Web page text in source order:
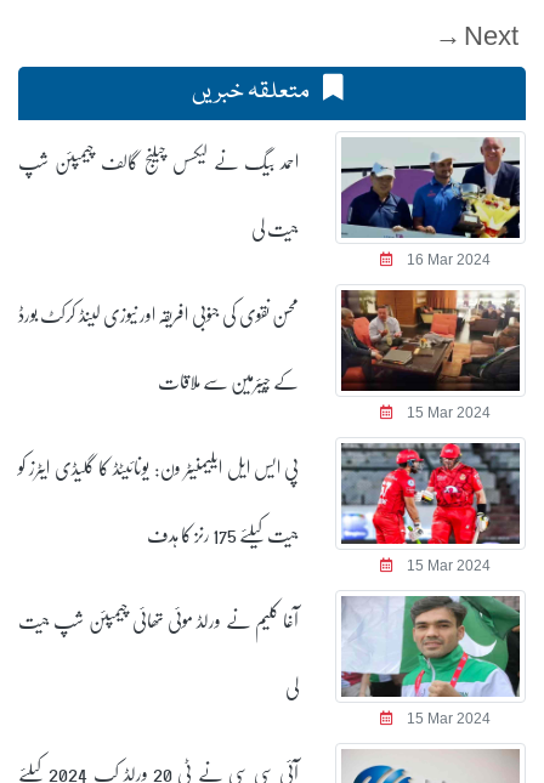
Next →
متعلقہ خبریں
16 Mar 2024
احمد بیگ نے لیکسس چیلنج گالف چیمپئن شپ
جیت لی
15 Mar 2024
محسن نقوی کی جنوبی افریقہ اور نیوزی لینڈ کرکٹ بورڈ
کے چیئرمین سے ملاقات
15 Mar 2024
پی ایس ایل ایلیمنیٹر ون: یونائیٹڈ کا گلیڈی ایٹرز کو
جیت کیلئے 175 رنز کا ہدف
15 Mar 2024
آغا کلیم نے ورلڈ موئی تھائی چیمپئن شپ جیت
لی
آئی سی سی نے ٹی 20 ورلڈ کپ 2024 کیلئے